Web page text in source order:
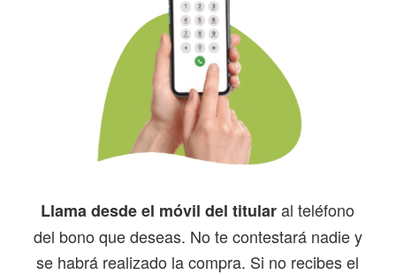
Llama desde el móvil del titularal teléfono
del bono que deseas. No te contestará nadie y
se habrá realizado la compra. Si no recibes el